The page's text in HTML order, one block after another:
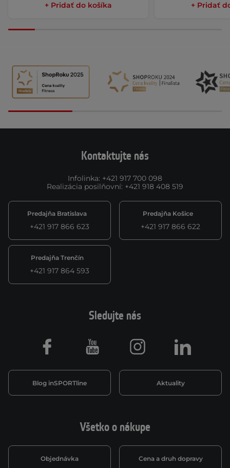
+ Pridať do košíka + Pridať
Kontaktujte nás
Infolinka: +421 917 700 098
Realizácia posilňovní: +421 918 408 519
Predajňa Bratislava
+421 917 866 623
Predajňa Košice
+421 917 866 622
Predajňa Trenčín
+421 917 864 593
Všetko o nákupe
Objednávka Cena a druh dopravy
Sledujte nás
Blog inSPORTline Aktuality
Facebook Youtube Instagram LinkedIn